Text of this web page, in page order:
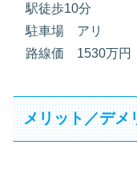
駅徒歩10分
駐車場 アリ
路線価 1530万円
メリット／デメ